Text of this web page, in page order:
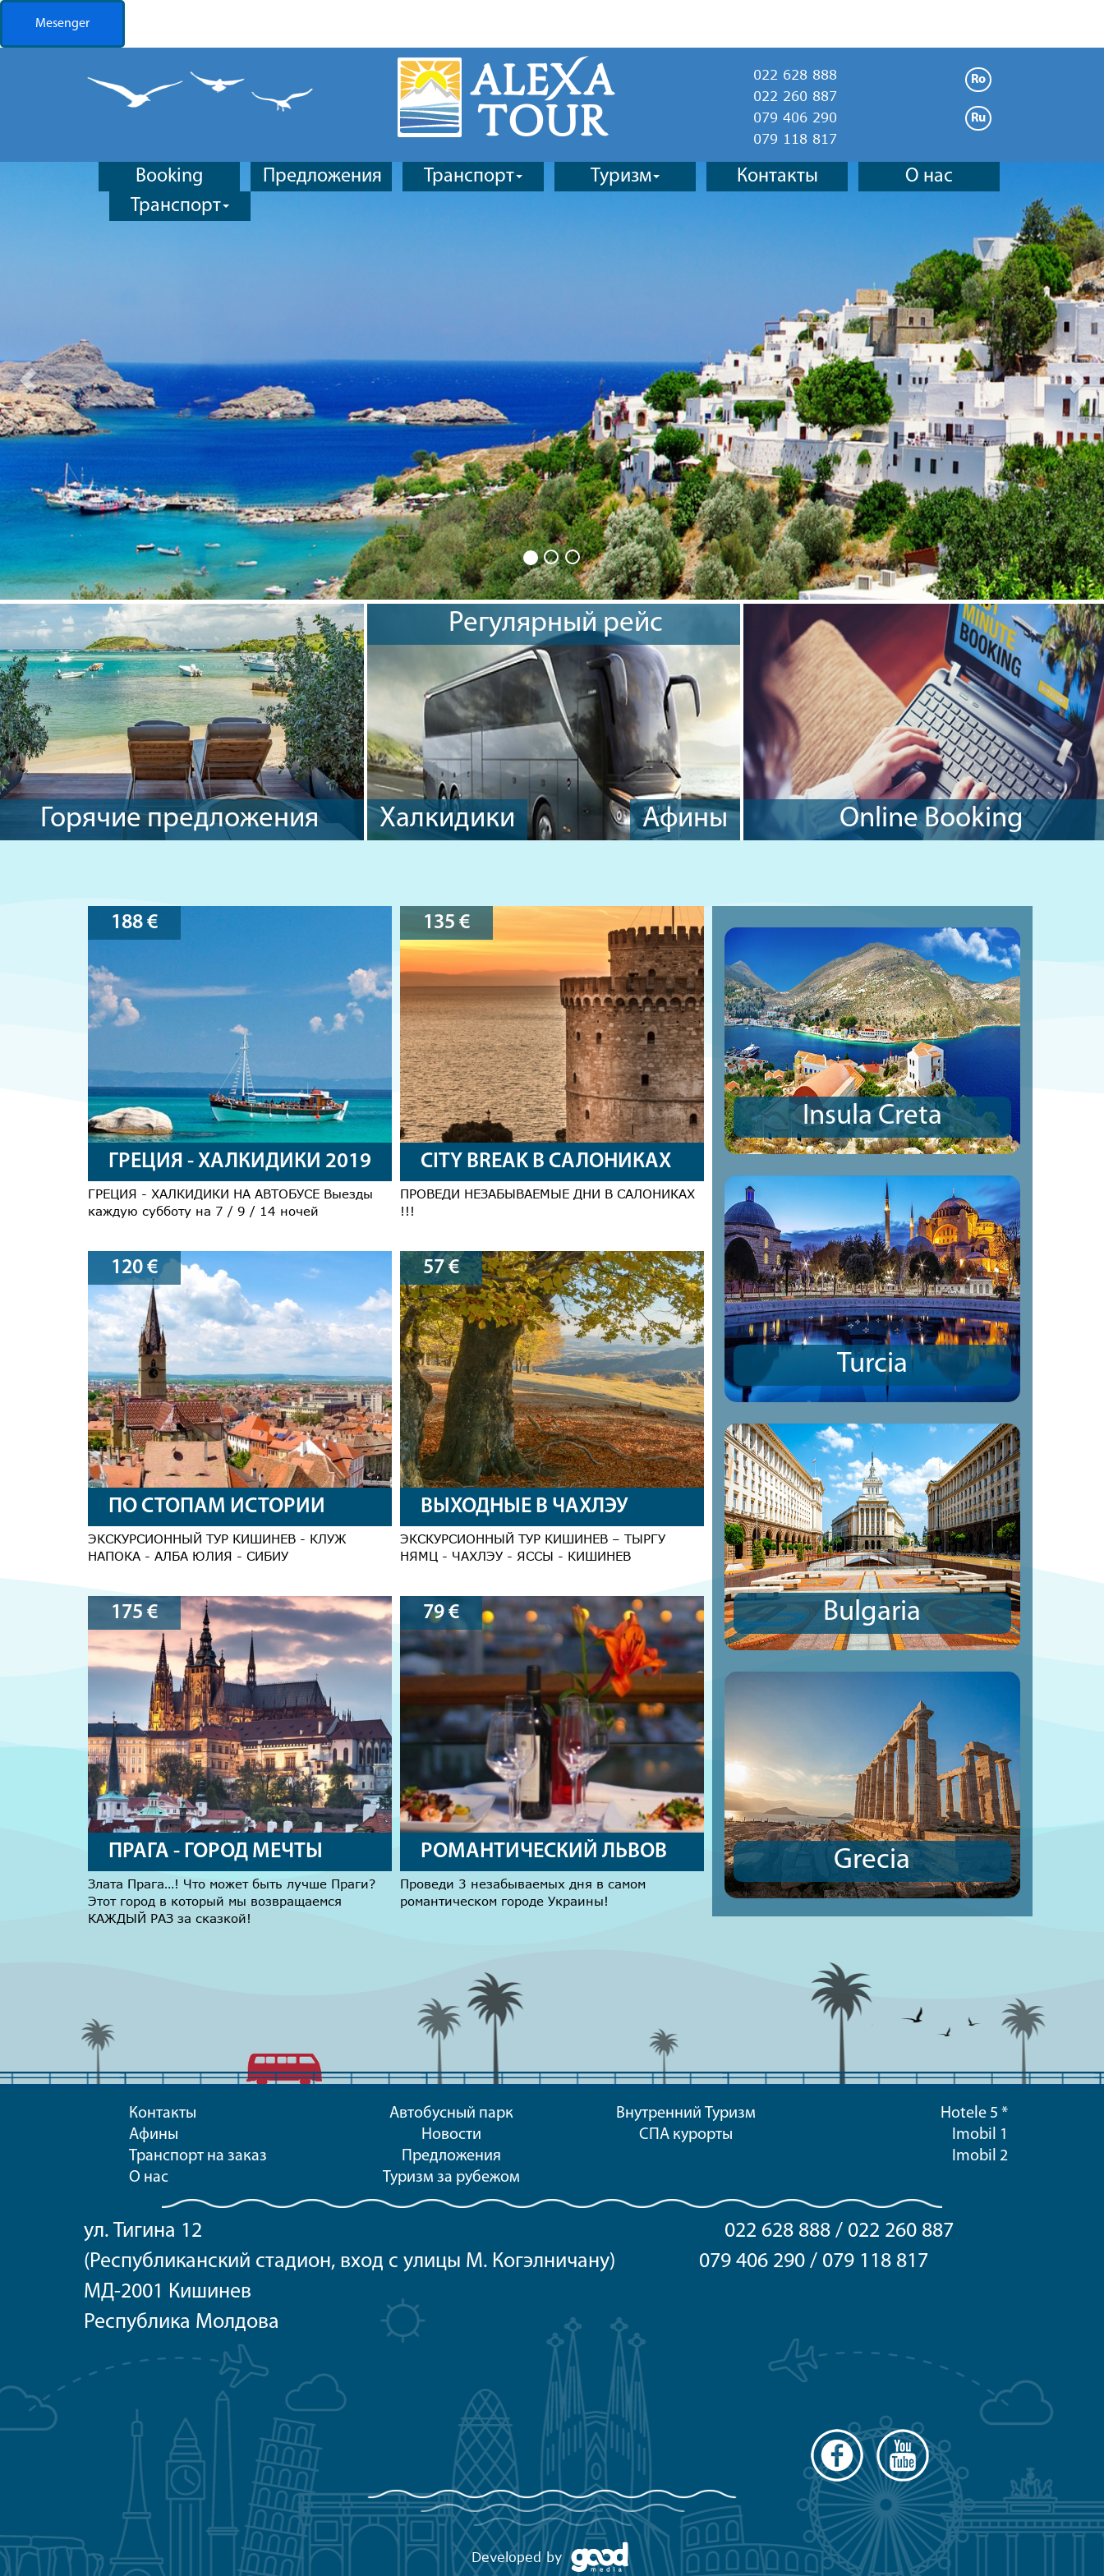
Mesenger
Ro
Ru
022 628 888
022 260 887
079 406 290
079 118 817
Booking Предложения Транспорт Туризм Контакты
О нас
Транспорт
Горячие предложения
Регулярный рейс
Афины
Халкидики Online Booking
Insula Creta
Turcia
Bulgaria
Grecia
188 €
ГРЕЦИЯ - ХАЛКИДИКИ 2019
ГРЕЦИЯ - ХАЛКИДИКИ НА АВТОБУСЕ Выезды
каждую субботу на 7 / 9 / 14 ночей
135 €
CITY BREAK В САЛОНИКАХ
ПРОВЕДИ НЕЗАБЫВАЕМЫЕ ДНИ В САЛОНИКАХ
!!!
120 €
ПО СТОПАМ ИСТОРИИ
ЭКСКУРСИОННЫЙ ТУР КИШИНЕВ - КЛУЖ
НАПОКА - АЛБА ЮЛИЯ - СИБИУ
57 €
ВЫХОДНЫЕ В ЧАХЛЭУ
ЭКСКУРСИОННЫЙ ТУР КИШИНЕВ – ТЫРГУ
НЯМЦ - ЧАХЛЭУ - ЯССЫ - КИШИНЕВ
175 €
ПРАГА - ГОРОД МЕЧТЫ
Злата Прага…! Что может быть лучше Праги?
Этот город в который мы возвращаемся
КАЖДЫЙ РАЗ за сказкой!
79 €
РОМАНТИЧЕСКИЙ ЛЬВОВ
Проведи 3 незабываемых дня в самом
романтическом городе Украины!
Контакты
Афины
Транспорт на заказ
О нас
Автобусный парк
Новости
Предложения
Туризм за рубежом
Внутренний Туризм
СПА курорты
Hotele 5 *
Imobil 1
Imobil 2
ул. Тигина 12 022 628 888 / 022 260 887
(Республиканский стадион, вход с улицы М. Когэлничану) 079 406 290 / 079 118 817
МД-2001 Кишинев
Республика Молдова
Developed by